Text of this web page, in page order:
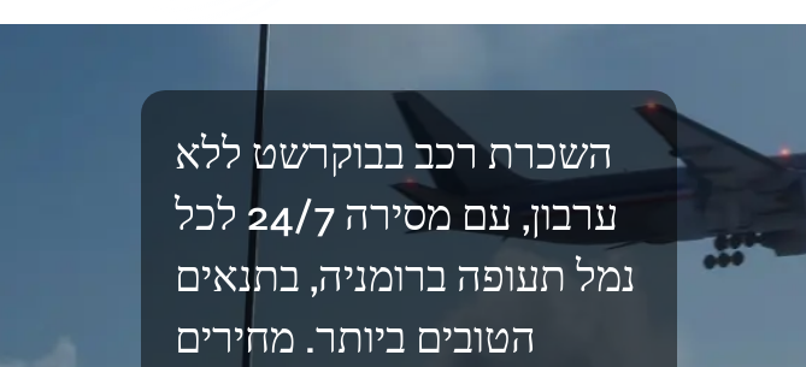
השכרת רכב בבוקרשט ללא
ערבון, עם מסירה 24/7 לכל
נמל תעופה ברומניה, בתנאים
הטובים ביותר. מחירים